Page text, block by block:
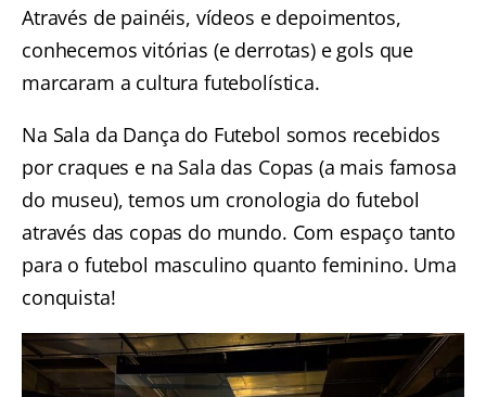
Através de painéis, vídeos e depoimentos,
conhecemos vitórias (e derrotas) e gols que
marcaram a cultura futebolística.
Na Sala da Dança do Futebol somos recebidos
por craques e na Sala das Copas (a mais famosa
do museu), temos um cronologia do futebol
através das copas do mundo. Com espaço tanto
para o futebol masculino quanto feminino. Uma
conquista!